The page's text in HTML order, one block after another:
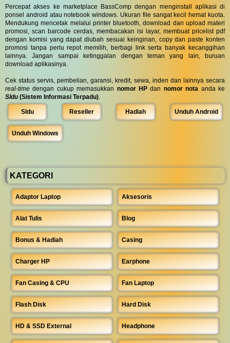
Percepat akses ke marketplace BassComp dengan menginstall aplikasi di
ponsel android atau notebook windows. Ukuran file sangat kecil hemat kuota.
Mendukung mencetak melalui printer bluetooth, download dan upload materi
promosi, scan barcode cerdas, membacakan isi layar, membuat pricelist pdf
dengan komisi yang dapat diubah sesuai keinginan, copy dan paste konten
promosi tanpa perlu repot memilih, berbagi link serta banyak kecanggihan
lainnya. Jangan sampai ketinggalan dengan teman yang lain, buruan
download aplikasinya.
Cek status servis, pembelian, garansi, kredit, sewa, inden dan lainnya secara
real-time dengan cukup memasukkan nomor HP dan nomor nota anda ke
SIdu (Sistem Informasi Terpadu)
SIdu Reseller Hadiah Unduh Android
Unduh Windows
KATEGORI
Adaptor Laptop Aksesoris
Alat Tulis Blog
Bonus & Hadiah Casing
Charger HP Earphone
Fan Casing & CPU Fan Laptop
Flash Disk Hard Disk
HD & SSD External Headphone